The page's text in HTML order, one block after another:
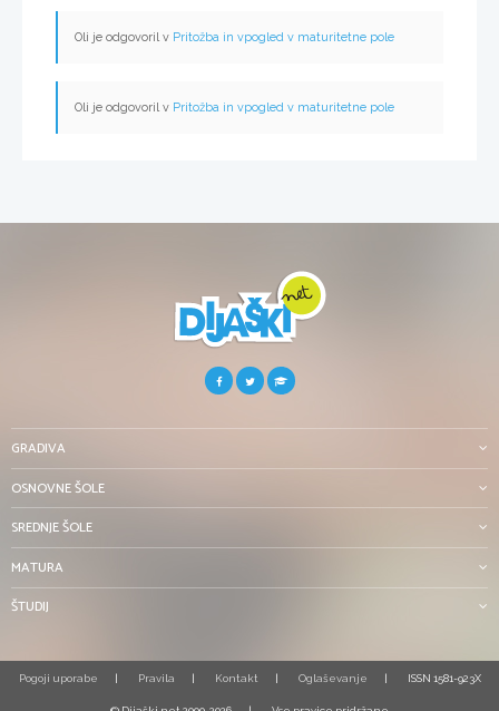
Oli je odgovoril v Pritožba in vpogled v maturitetne pole
Oli je odgovoril v Pritožba in vpogled v maturitetne pole
GRADIVA
OSNOVNE ŠOLE
SREDNJE ŠOLE
MATURA
ŠTUDIJ
Pogoji uporabe Pravila Kontakt Oglaševanje ISSN 1581-923X